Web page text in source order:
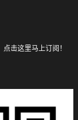
点击这里马上订阅！